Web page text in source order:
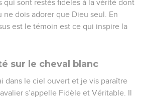
qui sont restés fidèles à la vérité dont
ne dois adorer que Dieu seul. En
est le témoin est ce qui inspire la
sur le cheval blanc
dans le ciel ouvert et je vis paraître
s’appelle Fidèle et Véritable. Il